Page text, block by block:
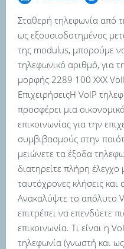
Σταθερή τηλεφωνία από
ως εξουσιοδοτημένος
της modulus, μπορούμε
τηλεφωνικό αριθμό, για
μορφής 2289 100 XXX
ΕπιχειρήσειςΗ VoIP
προσφέρει μια
επικοινωνίας για την
συμβιβασμούς στην
μειώνετε τα έξοδα
διατηρείτε πλήρη
ταυτόχρονες κλήσεις
Ανακαλύψτε το απόλυτο
επιτρέπει να επενδύετε
επικοινωνία. Τι είναι η
τηλεφωνία (γνωστή και